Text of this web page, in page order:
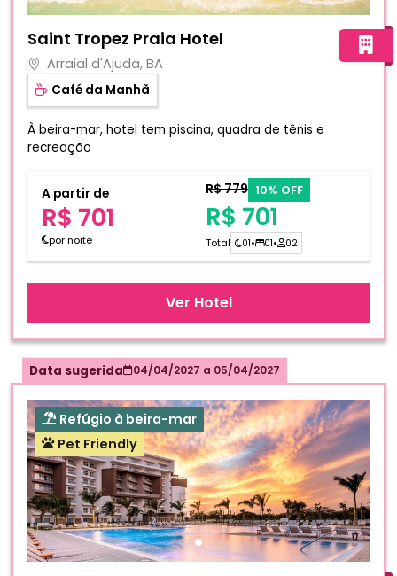
Saint Tropez Praia Hotel
Arraial d'Ajuda, BA
Café da Manhã
À beira-mar, hotel tem piscina, quadra de tênis e
recreação
A partir de
R$ 701
por noite
R$ 779 10% OFF
R$ 701
Total 01• 01• 02
Ver Hotel
Data sugerida 04/04/2027 a 05/04/2027
Refúgio à beira-mar
Pet Friendly